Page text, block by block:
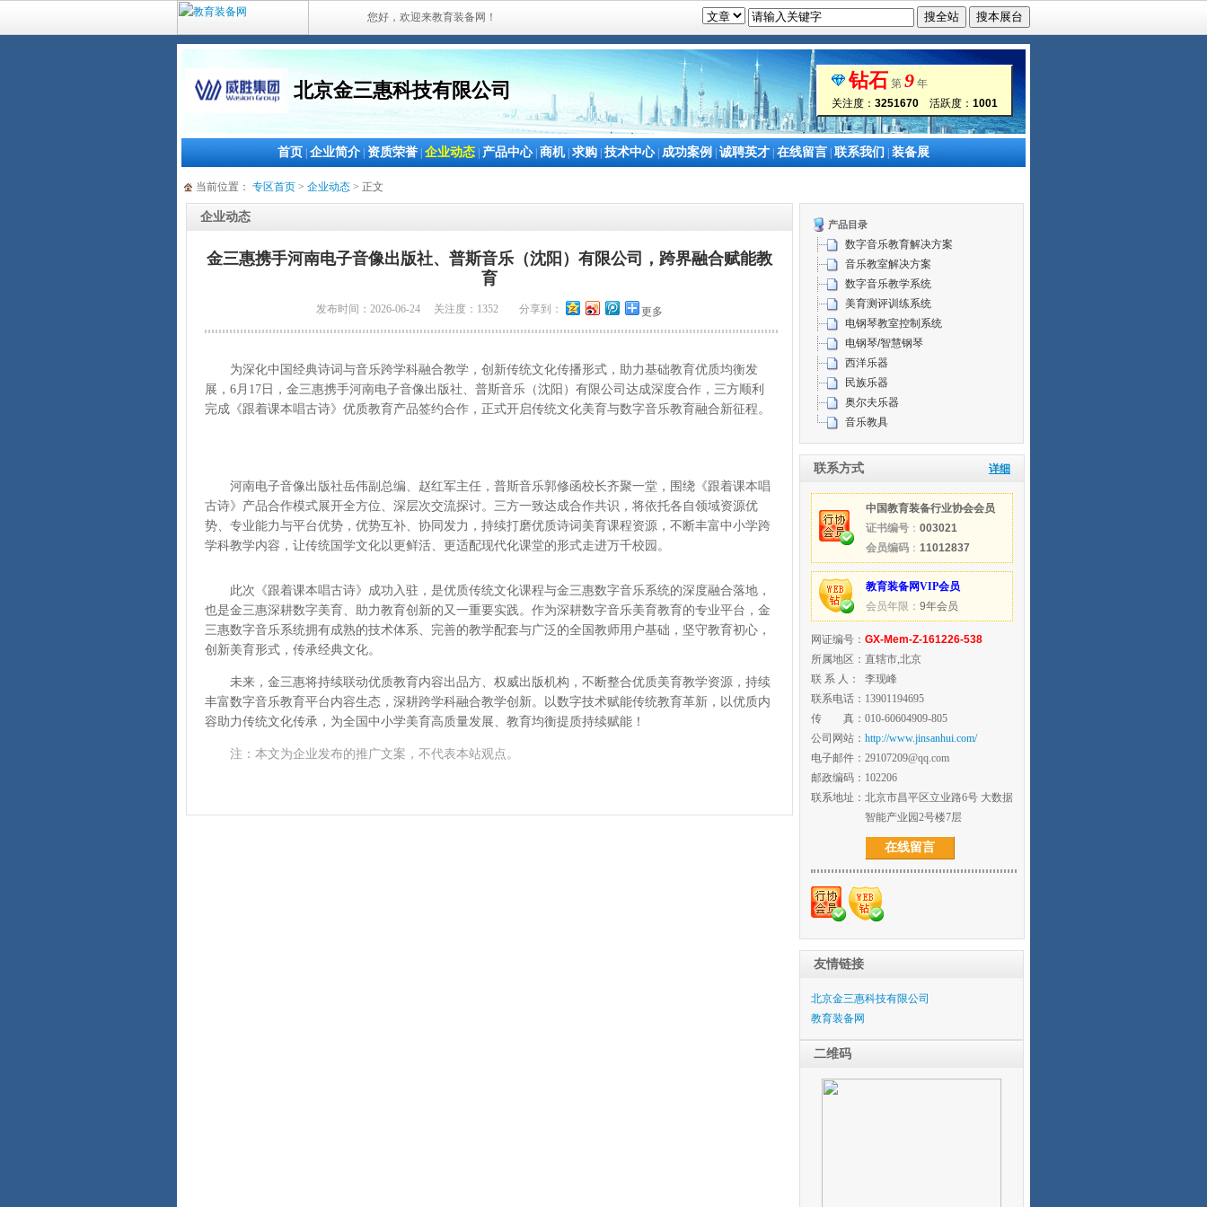
您好，欢迎来教育装备网！
北京金三惠科技有限公司 钻石 第 9 年
关注度： 3251670 活跃度： 1001
首页 企业简介 资质荣誉 企业动态 产品中心| 商机| 求购 技术中心| 成功案例 诚聘英才 在线留言 联系我们 装备展
当前位置： 专区首页 > 企业动态 > 正文
企业动态
金三惠携手河南电子音像出版社、普斯音乐（沈阳）有限公司，跨界融合赋能教
育
发布时间：2026-06-24 关注度：1352 分享到： 更多
为深化中国经典诗词与音乐跨学科融合教学，创新传统文化传播形式，助力基础教育优质均衡发
展，6月17日，金三惠携手河南电子音像出版社、普斯音乐（沈阳）有限公司达成深度合作，三方顺利
完成《跟着课本唱古诗》优质教育产品签约合作，正式开启传统文化美育与数字音乐教育融合新征程。
河南电子音像出版社岳伟副总编、 赵红军主任 ，普斯音乐郭修函校长齐聚一堂，围绕《跟着课本唱
古诗》产品合作模式展开全方位、深层次交流探讨。三方一致达成合作共识，将依托各自领域资源优
势、专业能力与平台优势，优势互补、协同发力，持续打磨优质诗词美育课程资源，不断丰富中小学跨
学科教学内容，让传统国学文化以更鲜活、更适配现代化课堂的形式走进万千校园。
此次《跟着课本唱古诗》成功入驻，是优质传统文化课程与金三惠数字音乐系统的深度融合落地，
也是金三惠深耕数字美育、助力教育创新的又一重要实践。作为深耕数字音乐美育教育的专业平台，金
三惠数字音乐系统拥有成熟的技术体系、完善的教学配套与广泛的全国教师用户基础，坚守教育初心，
创新美育形式，传承经典文化。
未来，金三惠将持续联动优质教育内容出品方、权威出版机构，不断整合优质美育教学资源，持续
丰富数字音乐教育平台内容生态，深耕跨学科融合教学创新。以数字技术赋能传统教育革新，以优质内
容助力传统文化传承，为全国中小学美育高质量发展、教育均衡提质持续赋能！
注：本文为企业发布的推广文案，不代表本站观点。
产品目录
数字音乐教育解决方案
音乐教室解决方案
数字音乐教学系统
美育测评训练系统
电钢琴教室控制系统
电钢琴/智慧钢琴
西洋乐器
民族乐器
奥尔夫乐器
音乐教具
联系方式 详细
中国教育装备行业协会会员
证书编号 ： 003021
会员编码 ： 11012837
教育装备网VIP会员
会员年限： 9年会员
网证编号： GX-Mem-Z-161226-538
所属地区： 直辖市,北京
联 系 人：
李现峰
联系电话： 13901194695
传 真： 010-60604909-805
公司网站： http://www.jinsanhui.com/
电子邮件： 29107209@qq.com
邮政编码： 102206
联系地址： 北京市昌平区立业路6号 大数据
智能产业园2号楼7层
在线留言
友情链接
北京金三惠科技有限公司
教育装备网
二维码